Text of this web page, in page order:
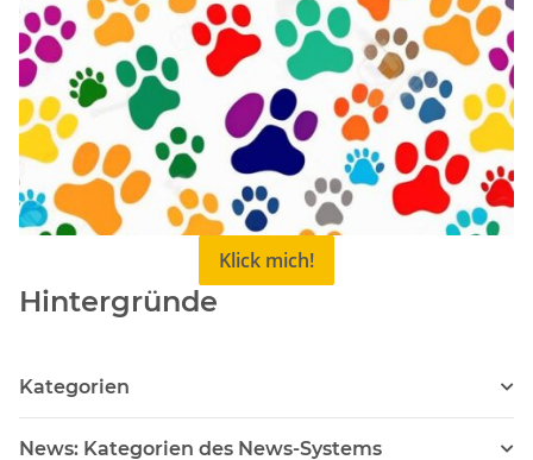
Klick mich!
Hintergründe
Kategorien
News: Kategorien des News-Systems